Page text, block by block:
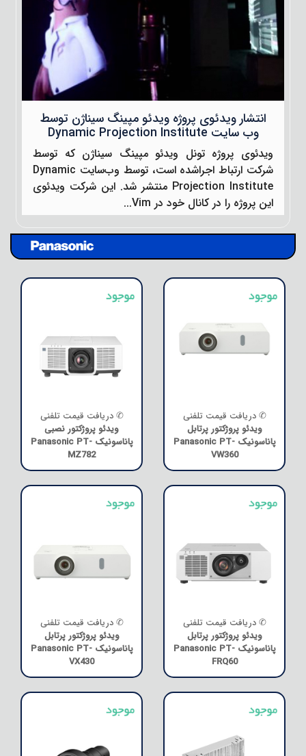
انتشار ویدئوی پروژه ویدئو مپینگ سیناژن توسط
وب سایت Dynamic Projection Institute
ویدئوی پروژه تونل ویدئو مپینگ سیناژن که توسط
شرکت ارتباط اجراشده است، توسط وب‌سایت Dynamic
Projection Institute منتشر شد. این شرکت ویدئوی
این پروژه را در کانال خود در Vim...
✆ دریافت قیمت تلفنی
ویدئو پروژکتور پرتابل
پاناسونیک Panasonic PT-
VW360
✆ دریافت قیمت تلفنی
ویدئو پروژکتور نصبی
پاناسونیک Panasonic PT-
MZ782
✆ دریافت قیمت تلفنی
ویدئو پروژکتور پرتابل
پاناسونیک Panasonic PT-
FRQ60
✆ دریافت قیمت تلفنی
ویدئو پروژکتور پرتابل
پاناسونیک Panasonic PT-
VX430